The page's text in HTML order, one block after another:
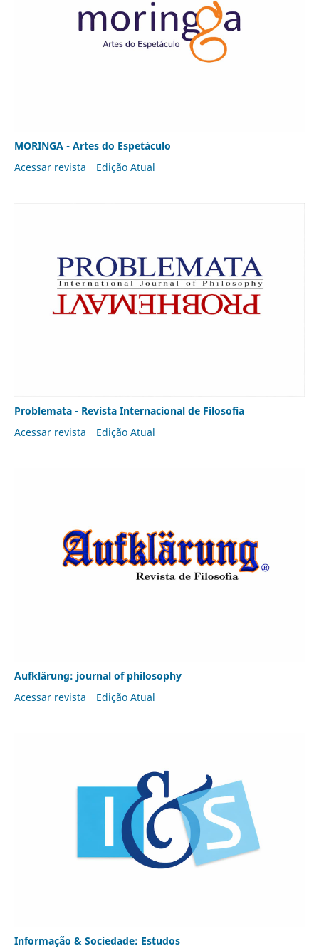
MORINGA - Artes do Espetáculo
Acessar revista
Edição Atual
Problemata - Revista Internacional de Filosofia
Acessar revista
Edição Atual
Aufklärung: journal of philosophy
Acessar revista
Edição Atual
Informação & Sociedade: Estudos